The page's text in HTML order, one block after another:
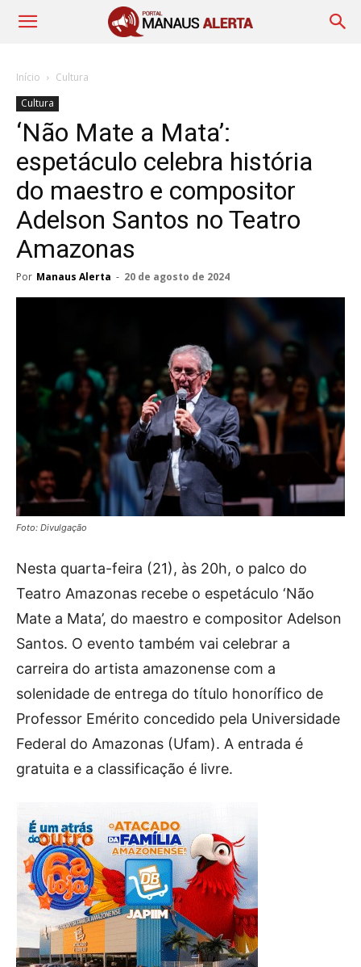
Início
Cultura
Cultura
‘Não Mate a Mata’:
espetáculo celebra história
do maestro e compositor
Adelson Santos no Teatro
Amazonas
Por Manaus Alerta - 20 de agosto de 2024
Foto: Divulgação
Nesta quarta-feira (21), às 20h, o palco do
Teatro Amazonas recebe o espetáculo ‘Não
Mate a Mata’, do maestro e compositor Adelson
Santos. O evento também vai celebrar a
carreira do artista amazonense com a
solenidade de entrega do título honorífico de
Professor Emérito concedido pela Universidade
Federal do Amazonas (Ufam). A entrada é
gratuita e a classificação é livre.